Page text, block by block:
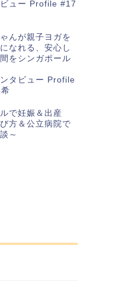
ュー Profile #17
んが親子ヨガを
なれる、安心し
をシンガポール
タビュー Profile
で妊娠＆出産
方＆公立病院で
～